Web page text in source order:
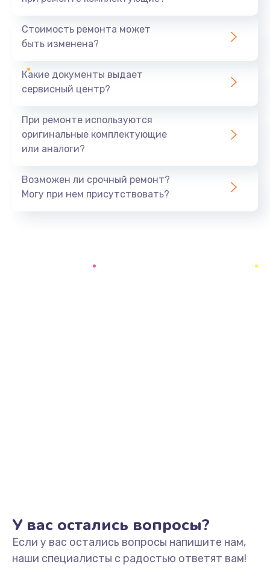
1440 руб.
Ремонт южного моста
Замена батарейки BIOS
Заказать
Замена/Pемонт карбюратора
1300 руб.
Стоимость ремонта может
быть изменена?
Какие документы выдает
сервисный центр?
При ремонте используются
оригинальные комплектующие
или аналоги?
Возможен ли срочный ремонт?
Могу при нем присутствовать?
У вас остались вопросы?
Если у вас остались вопросы напишите нам,
наши специалисты с радостью ответят вам!